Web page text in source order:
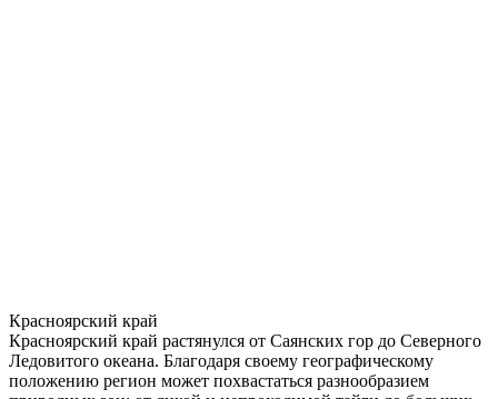
Красноярский край
Красноярский край растянулся от Саянских гор до Северного
Ледовитого океана. Благодаря своему географическому
положению регион может похвастаться разнообразием